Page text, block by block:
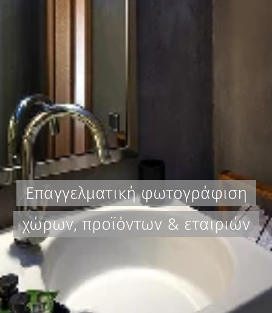
Επαγγελματική φωτογράφιση
χώρων, προϊόντων & εταιριών